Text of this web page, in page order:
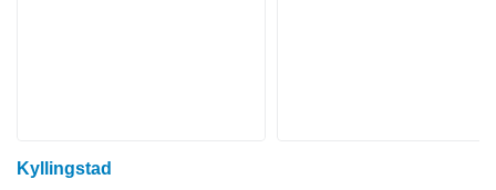
Kyllingstad